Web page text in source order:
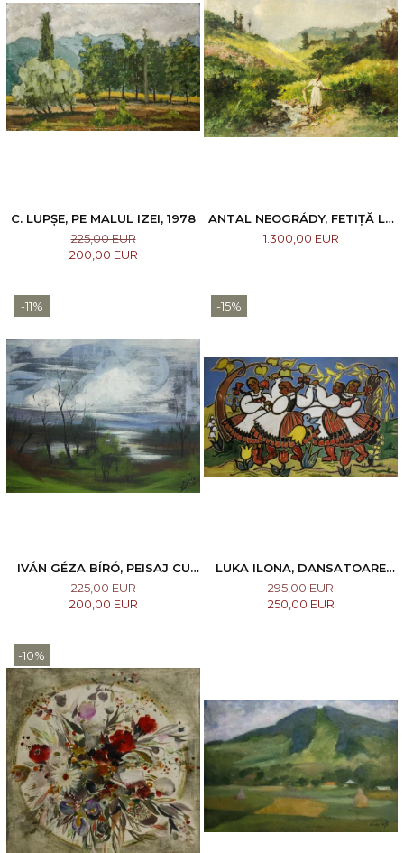
C. LUPȘE, PE MALUL IZEI, 1978
225,00 EUR
200,00 EUR
ANTAL NEOGRÁDY, FETIȚĂ LA
RÂU
1.300,00 EUR
-11%
IVÁN GÉZA BÍRÓ, PEISAJ CU
LAC, 1991
225,00 EUR
200,00 EUR
-15%
LUKA ILONA, DANSATOARE
DIN CĂLATA I NAGYKALOTA
295,00 EUR
250,00 EUR
-10%